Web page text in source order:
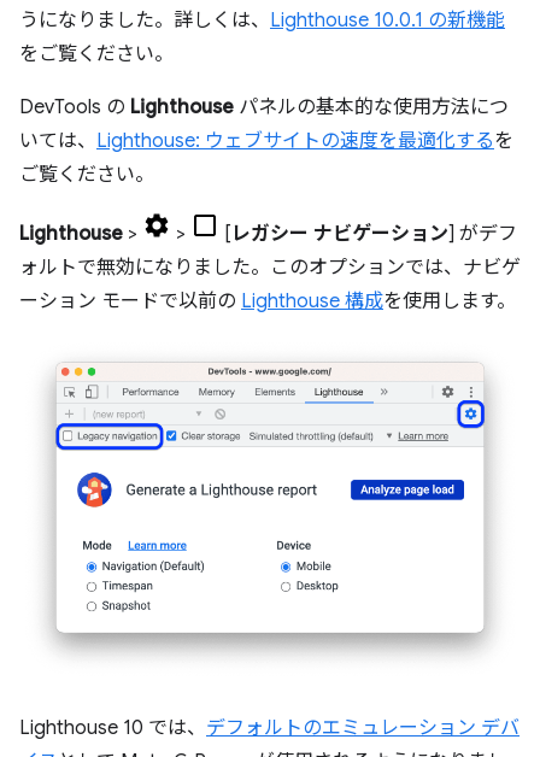
うになりました。詳しくは、 Lighthouse 10.0.1 の新機能
をご覧ください。
DevTools の Lighthouse パネルの基本的な使用方法につ
いては、 Lighthouse: ウェブサイトの速度を最適化するを
ご覧ください。
Lighthouse > > [ レガシー ナビゲーション] がデフ
ォルトで無効になりました。このオプションでは、ナビゲ
ーション モードで以前の Lighthouse 構成を使用します。
Lighthouse 10 では、 デフォルトのエミュレーション デバ